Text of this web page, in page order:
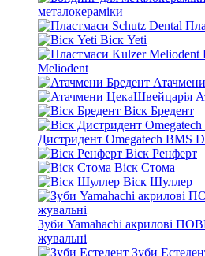
металокераміки
Віск Yeti
Meliodent
Віск Бредент
Дистридент Omegatech BMS
Віск Ренферт
Віск Стома
Віск Шуллер
Зуби Yamahachi акрилові
жувальні
Зуби